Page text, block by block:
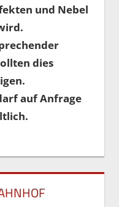
und Nebel
dies
auf Anfrage